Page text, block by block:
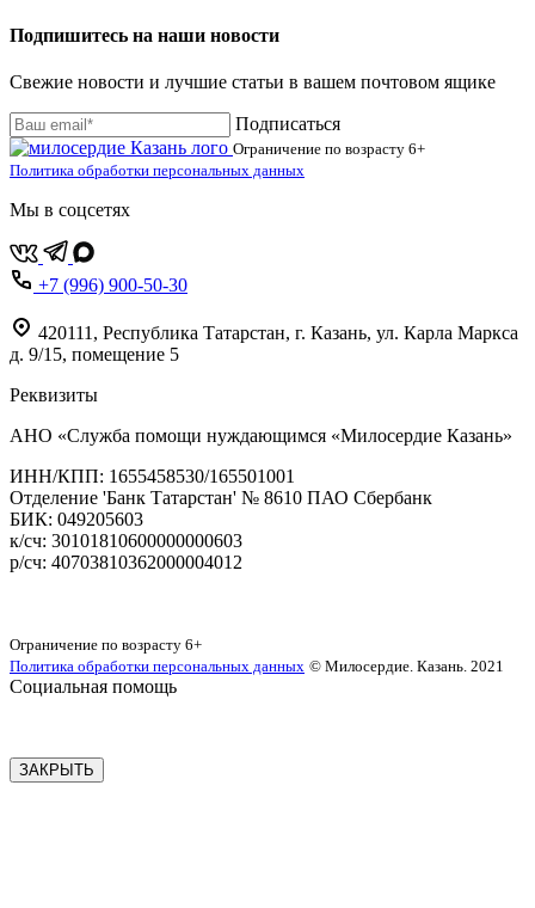
Подпишитесь на наши новости
Свежие новости и лучшие статьи в вашем почтовом ящике
Подписаться
Ограничение по возрасту 6+
Политика обработки персональных данных
Мы в соцсетях
+7 (996) 900-50-30
420111 , Республика Татарстан, г. Казань, ул. Карла Маркса
д. 9/15, помещение 5
Реквизиты
АНО «Служба помощи нуждающимся «Милосердие Казань»
‌ИНН/КПП: 1655458530/165501001
Отделение 'Банк Татарстан' № 8610 ПАО Сбербанк
БИК: 049205603
‌к/сч: 30101810600000000603
р/сч: 40703810362000004012
Ограничение по возрасту 6+
Политика обработки персональных данных © Милосердие. Казань. 2021
Социальная помощь
ЗАКРЫТЬ